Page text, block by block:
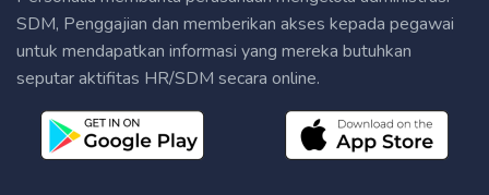
SDM, Penggajian dan memberikan akses kepada pegawai
untuk mendapatkan informasi yang mereka butuhkan
seputar aktifitas HR/SDM secara online.